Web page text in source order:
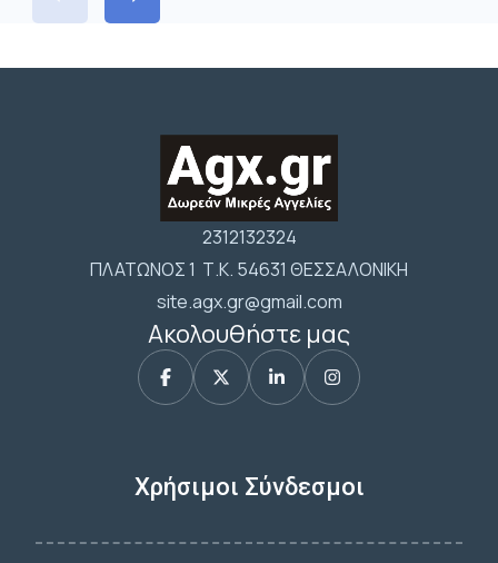
2312132324
ΠΛΑΤΩΝΟΣ 1 Τ.Κ. 54631 ΘΕΣΣΑΛΟΝΙΚΗ
site.agx.gr@gmail.com
Ακολουθήστε μας
Χρήσιμοι Σύνδεσμοι